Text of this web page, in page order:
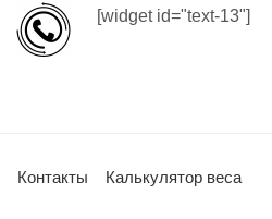
[widget id="text-13"]
Контакты Калькулятор веса